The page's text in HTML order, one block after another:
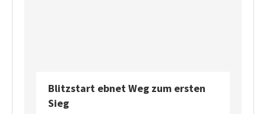
Blitzstart ebnet Weg zum ersten
Sieg